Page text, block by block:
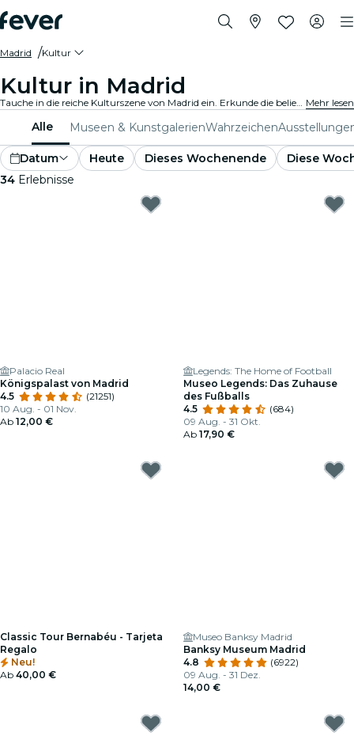
Madrid Kultur
Kultur in Madrid
Tauche in die reiche Kulturszene von Madrid ein. Erkunde die beliebtesten Museen und Ausstellungen. Nimm an kulturellen Veranstaltungen teil und erweitere deinen Horizont. Mehr lesen
Alle Museen & KunstgalerienWahrzeichen
Datum Heute Dieses Wochenende
Diese
34 Erlebnisse
Palacio Real
Königspalast von Madrid
4.5
(21251)
10 Aug. - 01 Nov.
Ab 12,00 €
Legends: The Home of Football
Museo Legends: Das Zuhause
des Fußballs
4.5
(684)
09 Aug. - 31 Okt.
Ab 17,90 €
Classic Tour Bernabéu - Tarjeta
Regalo
Neu!
Ab 40,00 €
Museo Banksy Madrid
Banksy Museum Madrid
4.8
(6922)
09 Aug. - 31 Dez.
14,00 €